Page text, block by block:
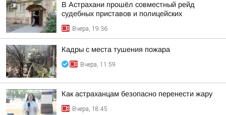
В Астрахани прошёл совместный рейд
судебных приставов и полицейских
Вчера, 19:36
Кадры с места тушения пожара
Вчера, 11:59
Как астраханцам безопасно перенести жару
Вчера, 18:45